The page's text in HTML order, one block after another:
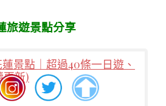
旅遊景點分享
蓮景點｜超過40條一日遊、
更新)